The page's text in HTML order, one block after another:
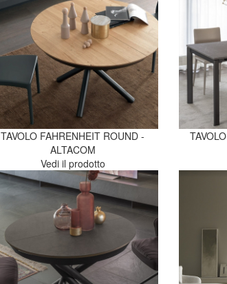
TAVOLO FAHRENHEIT ROUND -
ALTACOM
Vedi il prodotto